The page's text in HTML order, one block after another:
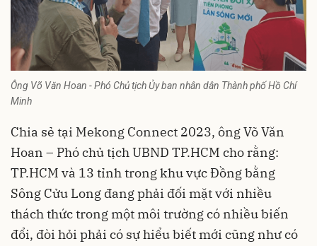
Ông Võ Văn Hoan - Phó Chủ tịch Ủy ban nhân dân Thành phố Hồ Chí
Minh
Chia sẻ tại Mekong Connect 2023, ông Võ Văn
Hoan – Phó chủ tịch UBND TP.HCM cho rằng:
TP.HCM và 13 tỉnh trong khu vực Đồng bằng
Sông Cửu Long đang phải đối mặt với nhiều
thách thức trong một môi trường có nhiều biến
đổi, đòi hỏi phải có sự hiểu biết mới cũng như có